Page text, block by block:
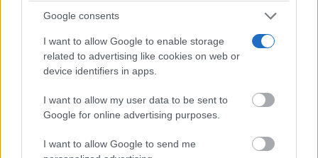
Google consents
I want to allow Google to enable storage
related to advertising like cookies on web or
device identifiers in apps.
I want to allow my user data to be sent to
Google for online advertising purposes.
I want to allow Google to send me
La programación continuó durante toda la jornada
con desfiles, exhibiciones militares, música,